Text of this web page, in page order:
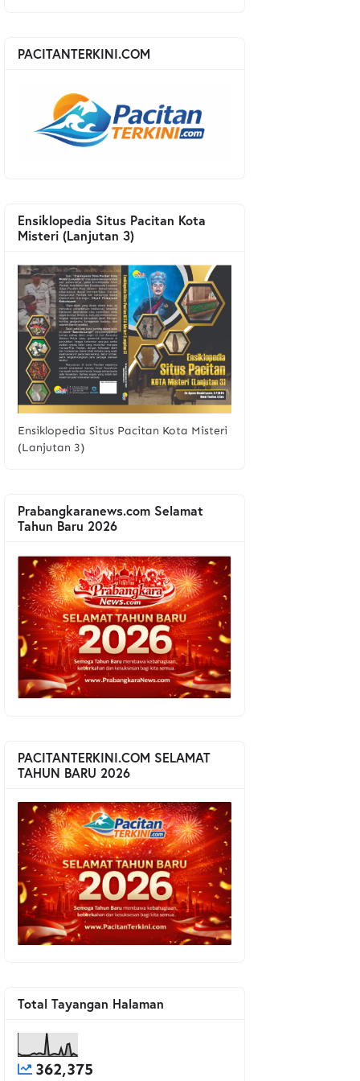
PACITANTERKINI.COM
Ensiklopedia Situs Pacitan Kota
Misteri (Lanjutan 3)
Ensiklopedia Situs Pacitan Kota Misteri
(Lanjutan 3)
Prabangkaranews.com Selamat
Tahun Baru 2026
PACITANTERKINI.COM SELAMAT
TAHUN BARU 2026
Total Tayangan Halaman
362,375